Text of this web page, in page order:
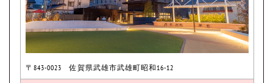
〒843-0023 佐賀県武雄市武雄町昭和16-12